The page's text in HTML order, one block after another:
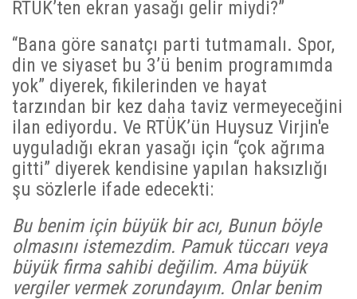
RTÜK’ten ekran yasağı gelir miydi?”
“Bana göre sanatçı parti tutmamalı. Spor,
din ve siyaset bu 3’ü benim programımda
yok” diyerek, fikilerinden ve hayat
tarzından bir kez daha taviz vermeyeceğini
ilan ediyordu. Ve RTÜK’ün Huysuz Virjin'e
uyguladığı ekran yasağı için “çok ağrıma
gitti” diyerek kendisine yapılan haksızlığı
şu sözlerle ifade edecekti:
Bu benim için büyük bir acı, Bunun böyle
olmasını istemezdim. Pamuk tüccarı veya
büyük firma sahibi değilim. Ama büyük
vergiler vermek zorundayım. Onlar benim